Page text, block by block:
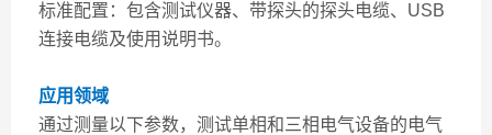
标准配置：包含测试仪器、带探头的探头电缆、USB
连接电缆及使用说明书。
应用领域
通过测量以下参数，测试单相和三相电气设备的电气